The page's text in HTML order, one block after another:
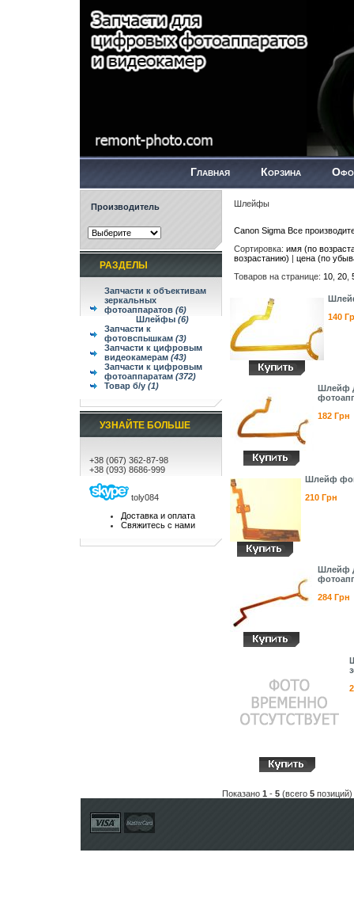
Главная Корзина
Производитель
РАЗДЕЛЫ
Запчасти к объективам
зеркальных
фотоаппаратов (6)
Шлейфы (6)
Запчасти к
фотовспышкам (3)
Запчасти к цифровым
видеокамерам (43)
Запчасти к цифровым
фотоаппаратам (372)
Товар б/у (1)
УЗНАЙТЕ БОЛЬШЕ
+38 (067) 362-87-98
+38 (093) 8686-999
toly084
Доставка и оплата
Свяжитесь с нами
Шлейфы
Canon Sigma Все
Сортировка: имя (по
возрастанию) | цена (по
Товаров на странице: 10, 20,
140
Шлейф
182 Грн
Шлейф
210 Грн
Шлейф
284 Грн
Показано 1 - 5(всего 5позиций)